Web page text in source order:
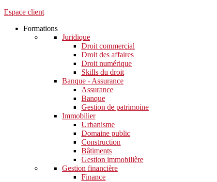
Espace client
Formations
Juridique
Droit commercial
Droit des affaires
Droit numérique
Skills du droit
Banque - Assurance
Assurance
Banque
Gestion de patrimoine
Immobilier
Urbanisme
Domaine public
Construction
Bâtiments
Gestion immobilière
Gestion financière
Finance